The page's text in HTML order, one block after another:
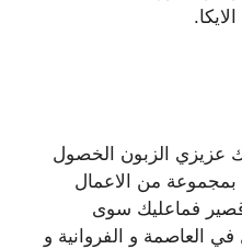
عزيزي الزبون الخصول
من الاعمال
قصير فماعليك سوى
في العاصمة و الفروانية و